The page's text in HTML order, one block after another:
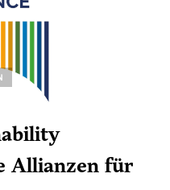
Allianzen für